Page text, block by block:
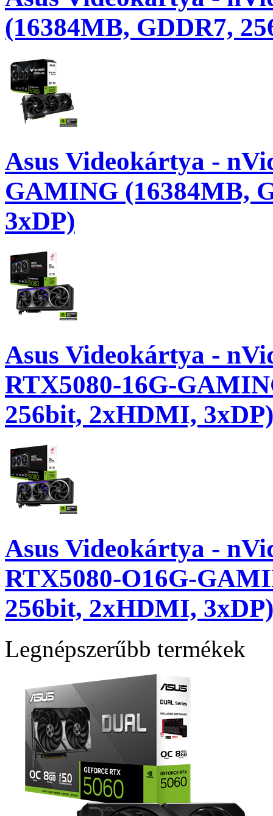
(16384MB, GDDR7,
Asus Videokártya -
GAMING (16384MB,
3xDP)
Asus Videokártya -
RTX5080-16G-
256bit, 2xHDMI, 3xDP)
Asus Videokártya -
RTX5080-O16G-
256bit, 2xHDMI, 3xDP)
Legnépszerűbb termékek